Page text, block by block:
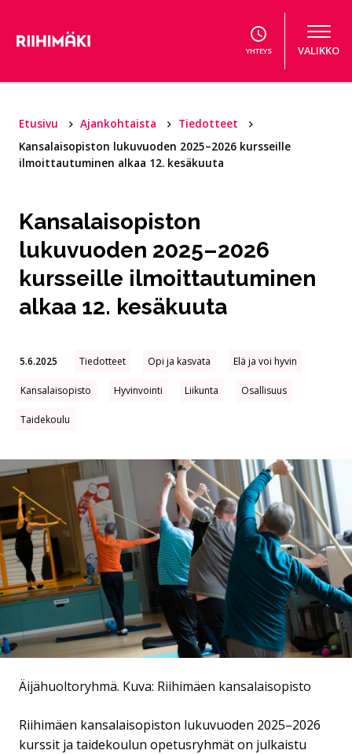
YHTEYS VALIKKO
Etusivu Ajankohtaista
Tiedotteet
Kansalaisopiston lukuvuoden 2025–2026 kursseille
ilmoittautuminen alkaa 12. kesäkuuta
Kansalaisopiston
lukuvuoden 2025–2026
kursseille ilmoittautuminen
alkaa 12. kesäkuuta
5.6.2025 Tiedotteet Opi ja kasvata Elä ja voi hyvin
Kansalaisopisto Hyvinvointi Liikunta Osallisuus
Taidekoulu
Äijähuoltoryhmä. Kuva: Riihimäen kansalaisopisto
Riihimäen kansalaisopiston lukuvuoden 2025–2026
kurssit ja taidekoulun opetusryhmät on julkaistu